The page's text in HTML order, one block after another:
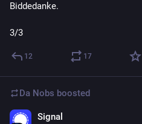
Biddedanke.
3/3
12 17
Da Nobs boosted
Signal